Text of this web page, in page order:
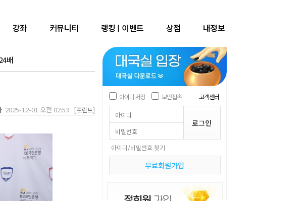
강좌 커뮤니티 랭킹 | 이벤트 상점 내정보
배
2025-12-01 오전 02:53 [프린트]
아이디 저장 보안접속 고객센터
아이디/비밀번호 찾기
무료회원가입